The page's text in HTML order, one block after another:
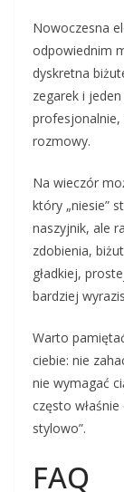
Nowoczesna
odpowiednim
dyskretna
zegarek i
profesjonalnie,
rozmowy.
Na wieczór
który „niesie”
naszyjnik, ale
zdobienia,
gładkiej,
bardziej
Warto
ciebie: nie
nie wymagać
często właśnie
stylowo”.
FAQ